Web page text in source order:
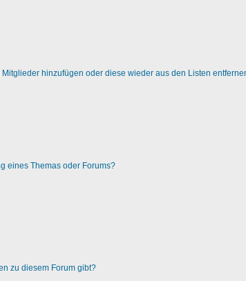
hinzufügen oder diese wieder aus den Listen
eines Themas oder Forums?
zu diesem Forum gibt?